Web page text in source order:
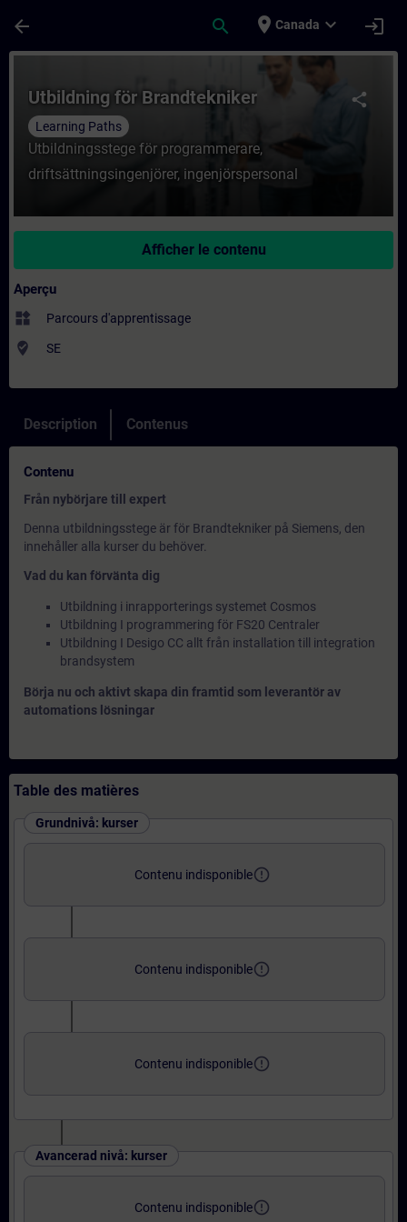
arrow_back search place Canada expand_more login
Cours - Utbildning för Brandtekniker -
share
Utbildning för Brandtekniker
Learning Paths
Utbildningsstege för programmerare,
driftsättningsingenjörer, ingenjörspersonal
Afficher le contenu
Aperçu
widgets Parcours d'apprentissage
where_to_vote SE
Description Contenus
Contenu
Från nybörjare till expert
Denna utbildningsstege är för Brandtekniker på Siemens, den
innehåller alla kurser du behöver.
Vad du kan förvänta dig
Utbildning i inrapporterings systemet Cosmos
Utbildning I programmering för FS20 Centraler
Utbildning I Desigo CC allt från installation till integration
brandsystem
Börja nu och aktivt skapa din framtid som leverantör av
automations lösningar
Table des matières
Grundnivå: kurser
Contenu indisponibleerror_outline
Contenu indisponibleerror_outline
Contenu indisponibleerror_outline
Avancerad nivå: kurser
Contenu indisponibleerror_outline